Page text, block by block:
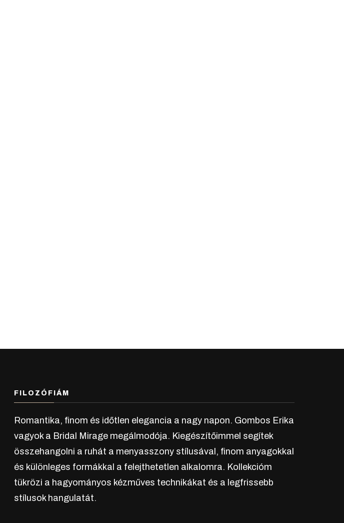
FILOZÓFIÁM
Romantika, finom és időtlen elegancia a nagy napon. Gombos Erika
vagyok a Bridal Mirage megálmodója. Kiegészítőimmel segítek
összehangolni a ruhát a menyasszony stílusával, finom anyagokkal
és különleges formákkal a felejthetetlen alkalomra. Kollekcióm
tükrözi a hagyományos kézműves technikákat és a legfrissebb
stílusok hangulatát.